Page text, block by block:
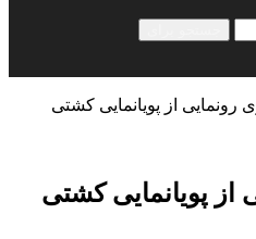
از پویانمایی کشتی
پویانمایی کشتی